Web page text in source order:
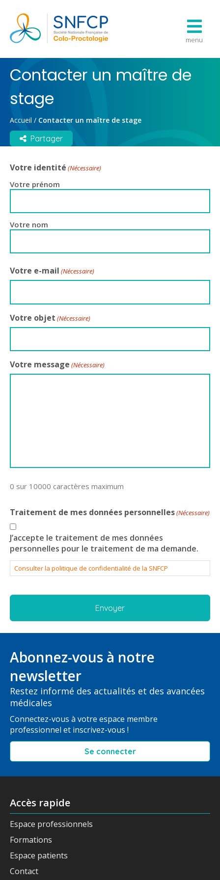
menu
Contacter un maître de
stage
Accueil / Contacter un maître de stage
Partager
Votre identité (Nécessaire)
Votre prénom
Votre nom
Votre e-mail (Nécessaire)
Votre objet (Nécessaire)
Votre message (Nécessaire)
0 sur 10000 caractères maximum
Traitement de mes données personnelles(Nécessaire)
J’accepte le traitement de mes données
personnelles pour le traitement de ma demande.
Consulter la politique de confidentialité de la SNFCP
Abonnez-vous à notre
newsletter
Restez informé des actualités et des avancées
médicales
Connectez-vous à votre espace membre
professionnel et inscrivez-vous !
Se connecter
Accès rapide
Espace professionnels
Formations
Espace patients
Contact